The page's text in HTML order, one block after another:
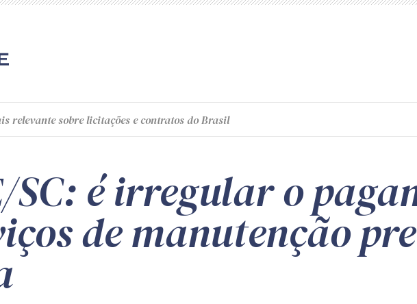
relevante sobre licitações e contratos do Brasil
SC: é irregular o
de manutenção